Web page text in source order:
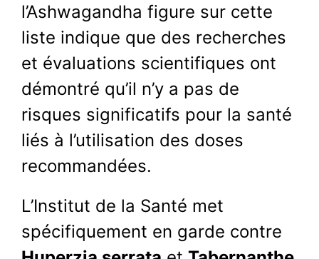
l’Ashwagandha figure sur cette
liste indique que des recherches
et évaluations scientifiques ont
démontré qu’il n’y a pas de
risques significatifs pour la santé
liés à l’utilisation des doses
recommandées.
L’Institut de la Santé met
spécifiquement en garde contre